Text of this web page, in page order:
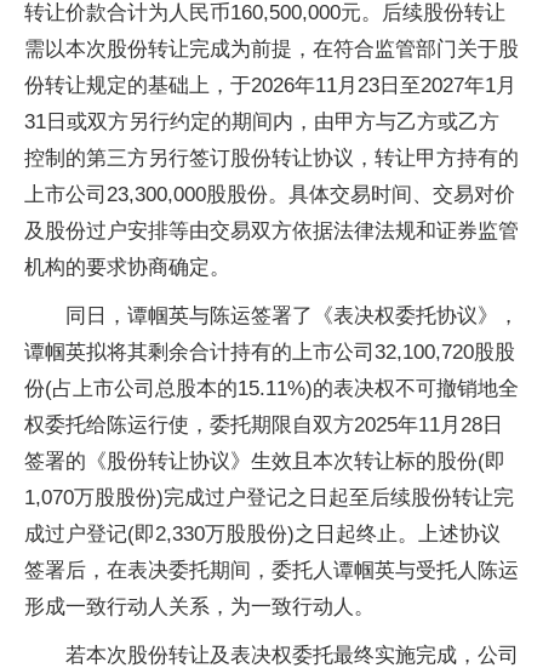
转让价款合计为人民币160,500,000元。后续股份转让
需以本次股份转让完成为前提，在符合监管部门关于股
份转让规定的基础上，于2026年11月23日至2027年1月
31日或双方另行约定的期间内，由甲方与乙方或乙方
控制的第三方另行签订股份转让协议，转让甲方持有的
上市公司23,300,000股股份。具体交易时间、交易对价
及股份过户安排等由交易双方依据法律法规和证券监管
机构的要求协商确定。
同日，谭帼英与陈运签署了《表决权委托协议》，
谭帼英拟将其剩余合计持有的上市公司32,100,720股股
份(占上市公司总股本的15.11%)的表决权不可撤销地全
权委托给陈运行使，委托期限自双方2025年11月28日
签署的《股份转让协议》生效且本次转让标的股份(即
1,070万股股份)完成过户登记之日起至后续股份转让完
成过户登记(即2,330万股股份)之日起终止。上述协议
签署后，在表决委托期间，委托人谭帼英与受托人陈运
形成一致行动人关系，为一致行动人。
若本次股份转让及表决权委托最终实施完成，公司